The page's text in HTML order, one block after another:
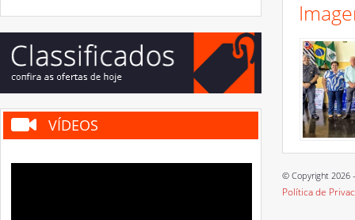
VÍDEOS
© Copyright 2026
Política de